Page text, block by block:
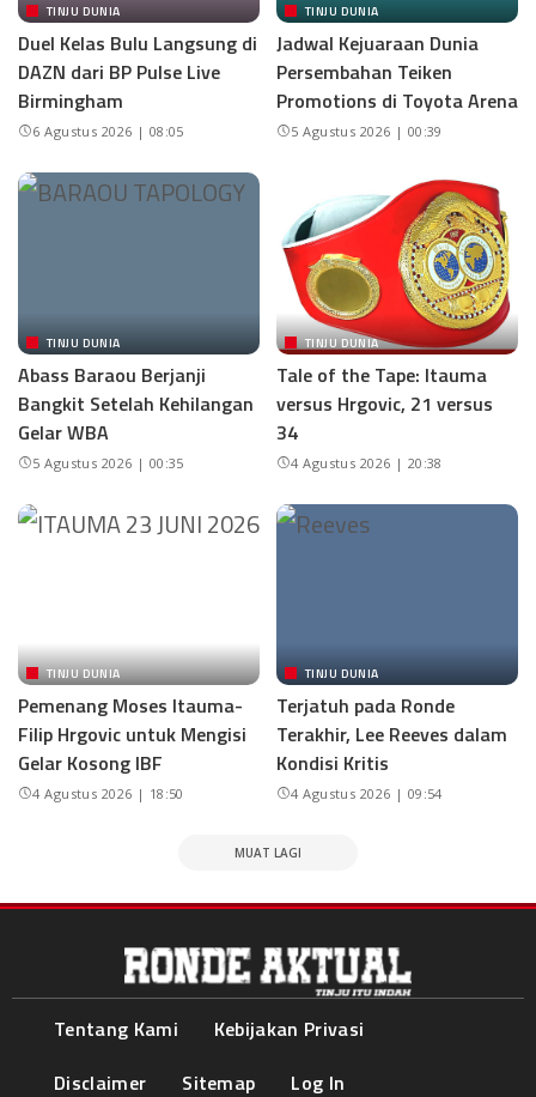
TINJU DUNIA
Duel Kelas Bulu Langsung di
DAZN dari BP Pulse Live
Birmingham
6 Agustus 2026 | 08:05
TINJU DUNIA
Jadwal Kejuaraan Dunia
Persembahan Teiken
Promotions di Toyota Arena
5 Agustus 2026 | 00:39
TINJU DUNIA
Abass Baraou Berjanji
Bangkit Setelah Kehilangan
Gelar WBA
5 Agustus 2026 | 00:35
TINJU DUNIA
Tale of the Tape: Itauma
versus Hrgovic, 21 versus
34
4 Agustus 2026 | 20:38
TINJU DUNIA
Pemenang Moses Itauma-
Filip Hrgovic untuk Mengisi
Gelar Kosong IBF
4 Agustus 2026 | 18:50
TINJU DUNIA
Terjatuh pada Ronde
Terakhir, Lee Reeves dalam
Kondisi Kritis
4 Agustus 2026 | 09:54
MUAT LAGI
Tentang Kami
Kebijakan Privasi
Disclaimer
Sitemap Log In